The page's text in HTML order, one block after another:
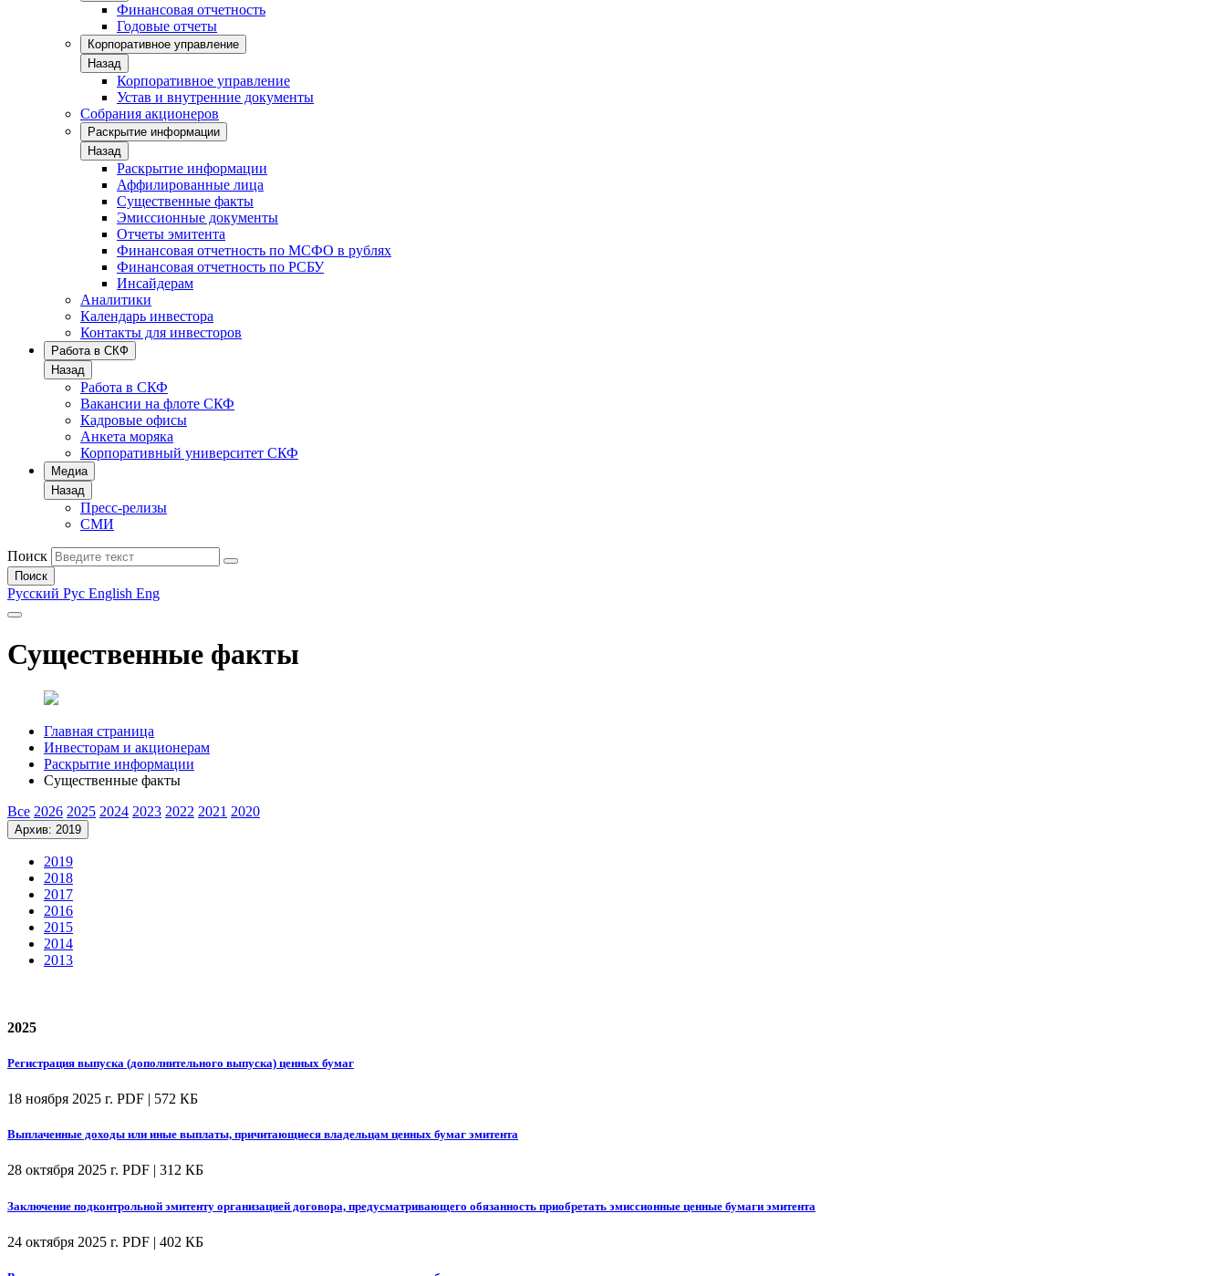
Финансовая отчетность
Годовые отчеты
Корпоративное управление
Назад
Корпоративное управление
Устав и внутренние документы
Собрания акционеров
Раскрытие информации
Назад
Раскрытие информации
Аффилированные лица
Существенные факты
Эмиссионные документы
Отчеты эмитента
Финансовая отчетность по МСФО в рублях
Финансовая отчетность по РСБУ
Инсайдерам
Аналитики
Календарь инвестора
Контакты для инвесторов
Работа в СКФ
Назад
Работа в СКФ
Вакансии на флоте СКФ
Кадровые офисы
Анкета моряка
Корпоративный университет СКФ
Медиа
Назад
Пресс-релизы
СМИ
Поиск
Поиск
Русский Рус English Eng
Существенные факты
Главная страница
Инвесторам и акционерам
Раскрытие информации
Существенные факты
Все 2026 2025 2024 2023 2022 2021 2020
Архив: 2019
2019
2018
2017
2016
2015
2014
2013
2025
Регистрация выпуска (дополнительного выпуска) ценных бумаг
18 ноября 2025 г. PDF | 572 КБ
Выплаченные доходы или иные выплаты, причитающиеся владельцам ценных бумаг эмитента
28 октября 2025 г. PDF | 312 КБ
Заключение подконтрольной эмитенту организацией договора, предусматривающего обязанность приобретать эмиссионные ценные бумаги эмитента
24 октября 2025 г. PDF | 402 КБ